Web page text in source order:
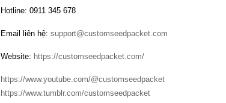
Hotline: 0911 345 678
Email liên hệ: support@customseedpacket.com
Website: https://customseedpacket.com/
https://www.youtube.com/@customseedpacket
https://www.tumblr.com/customseedpacket